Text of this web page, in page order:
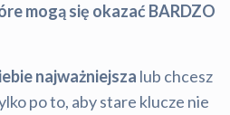
mogą się okazać BARDZO
najważniejsza lub chcesz
po to, aby stare klucze nie